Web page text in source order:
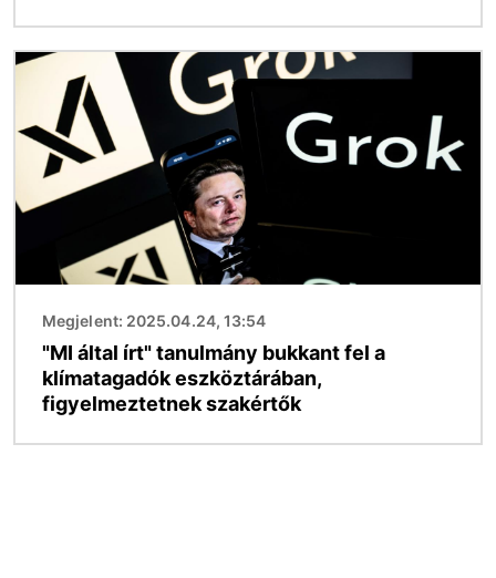
Kép
Megjelent: 2025.04.24, 13:54
"MI által írt" tanulmány bukkant fel a
klímatagadók eszköztárában,
figyelmeztetnek szakértők